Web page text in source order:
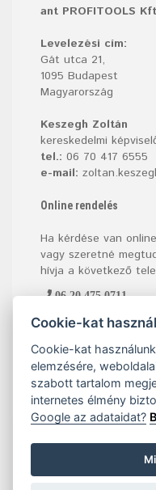
ant PROFITOOLS
Levelezési cím:
Gát utca 21,
1095 Budapest
Magyarország
Keszegh Zoltán
kereskedelmi
tel.: 06 70 417 6555
e-mail:
Online rendelés
Ha kérdése van
vagy szeretné
hívja a következő
06 20 475 0711
Cookie-kat
Cookie-kat
elemzésére,
szabott tartalom
internetes élmény
Google az adataidat?